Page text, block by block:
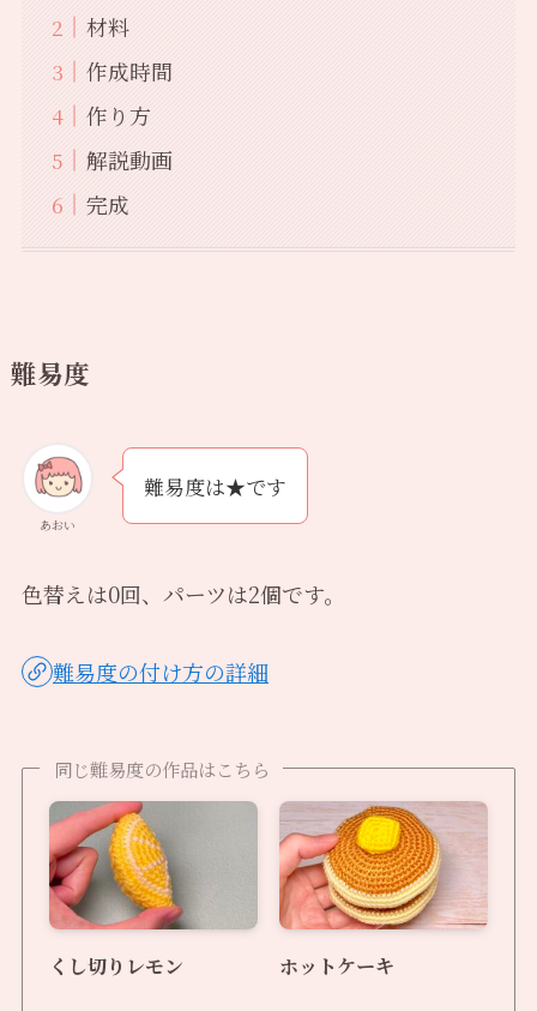
材料
作成時間
作り方
解説動画
完成
難易度
あおい
難易度は★です
色替えは0回、パーツは2個です。
難易度の付け方の詳細
同じ難易度の作品はこちら
くし切りレモン ホットケーキ